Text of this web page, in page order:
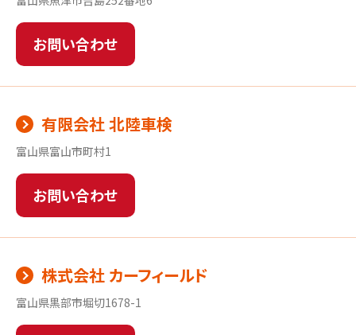
お問い合わせ
有限会社 北陸車検
富山県富山市町村1
お問い合わせ
株式会社 カーフィールド
富山県黒部市堀切1678-1